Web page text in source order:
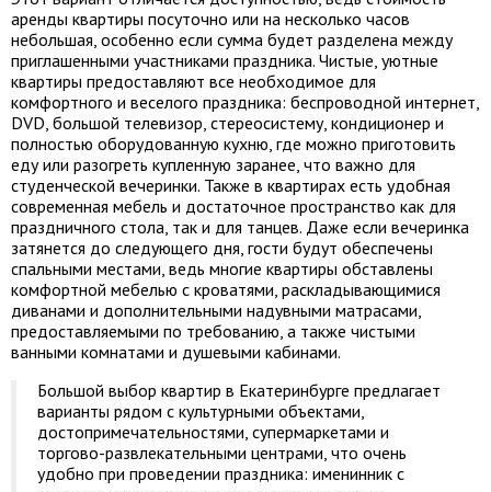
аренды квартиры посуточно или на несколько часов
небольшая, особенно если сумма будет разделена между
приглашенными участниками праздника. Чистые, уютные
квартиры предоставляют все необходимое для
комфортного и веселого праздника: беспроводной интернет,
DVD, большой телевизор, стереосистему, кондиционер и
полностью оборудованную кухню, где можно приготовить
еду или разогреть купленную заранее, что важно для
студенческой вечеринки. Также в квартирах есть удобная
современная мебель и достаточное пространство как для
праздничного стола, так и для танцев. Даже если вечеринка
затянется до следующего дня, гости будут обеспечены
спальными местами, ведь многие квартиры обставлены
комфортной мебелью с кроватями, раскладывающимися
диванами и дополнительными надувными матрасами,
предоставляемыми по требованию, а также чистыми
ванными комнатами и душевыми кабинами.
Большой выбор квартир в Екатеринбурге предлагает
варианты рядом с культурными объектами,
достопримечательностями, супермаркетами и
торгово-развлекательными центрами, что очень
удобно при проведении праздника: именинник с